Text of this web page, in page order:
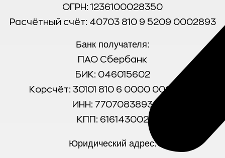
ОГРН: 1236100028350
Расчётный счёт: 40703 810 9 5209 0002893
Банк получателя:
ПАО Сбербанк
БИК: 046015602
Корсчёт: 30101 810 6 0000 0000602
ИНН: 7707083893
КПП: 616143002
Юридический адрес: